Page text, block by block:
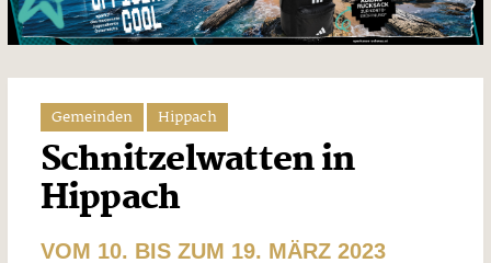
Gemeinden Hippach
Schnitzelwatten in
Hippach
VOM 10. BIS ZUM 19. MÄRZ 2023